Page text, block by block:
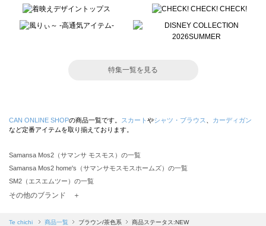
特集一覧を見る
CAN ONLINE SHOPの商品一覧です。 スカート やシャツ・ブラウス
カーディガン
など定番アイテムを取り揃えております。
Samansa Mos2（サマンサ モスモス）の一覧
Samansa Mos2 home's（サマンサモスモスホームズ）の一覧
SM2（エスエムツー）の一覧
TSUHARU by Samansa Mos2（ツハルバイサマンサモスモス）の一覧
Samansa Mos2 blue（サマンサモスモス ブルー）の一覧
その他のブランド ＋
Te chichi 商品一覧 ブラウン/茶色系 商品ステータス:NEW